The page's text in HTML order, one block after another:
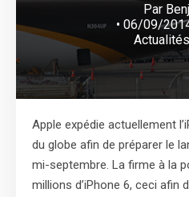
Par
• 06/09/
Apple expédie actuellement
du globe afin de préparer le
mi-septembre. La firme à la
millions d’iPhone 6, ceci afin